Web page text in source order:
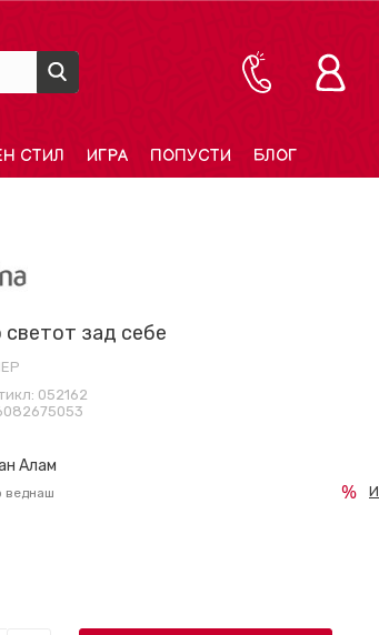
СТИЛ ИГРА ПОПУСТИ БЛОГ
светот зад себе
052162
Алам
веднаш